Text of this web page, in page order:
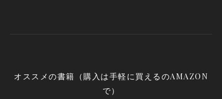
オススメの書籍（購入は手軽に買えるのAMAZON
で）